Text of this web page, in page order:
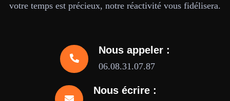
votre temps est précieux, notre réactivité vous fidélisera.
Nous appeler :
06.08.31.07.87
Nous écrire :